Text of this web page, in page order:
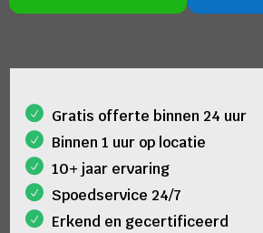
Gratis offerte binnen 24 uur
Binnen 1 uur op locatie
10+ jaar ervaring
Spoedservice 24/7
Erkend en gecertificeerd